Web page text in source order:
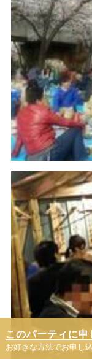
このパーティに申
お好きな方法でお申し